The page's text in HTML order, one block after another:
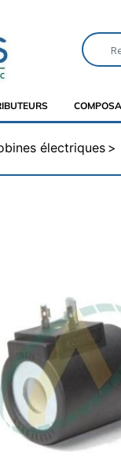
électriques